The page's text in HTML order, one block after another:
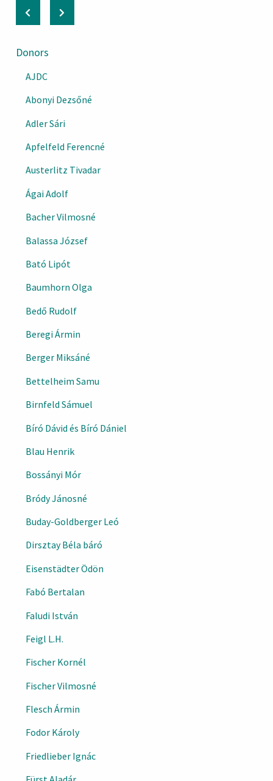
Donors
AJDC
Abonyi Dezsőné
Adler Sári
Apfelfeld Ferencné
Austerlitz Tivadar
Ágai Adolf
Bacher Vilmosné
Balassa József
Bató Lipót
Baumhorn Olga
Bedő Rudolf
Beregi Ármin
Berger Miksáné
Bettelheim Samu
Birnfeld Sámuel
Bíró Dávid és Bíró Dániel
Blau Henrik
Bossányi Mór
Bródy Jánosné
Buday-Goldberger Leó
Dirsztay Béla báró
Eisenstädter Ödön
Fabó Bertalan
Faludi István
Feigl L.H.
Fischer Kornél
Fischer Vilmosné
Flesch Ármin
Fodor Károly
Friedlieber Ignác